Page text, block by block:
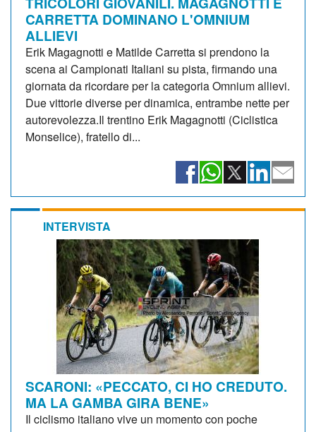
CARRETTA DOMINANO L'OMNIUM
ALLIEVI
Erik Magagnotti e Matilde Carretta si prendono la
scena ai Campionati Italiani su pista, firmando una
giornata da ricordare per la categoria Omnium allievi.
Due vittorie diverse per dinamica, entrambe nette per
autorevolezza.Il trentino Erik Magagnotti (Ciclistica
Monselice), fratello di...
INTERVISTA
SCARONI: «PECCATO, CI HO CREDUTO.
MA LA GAMBA GIRA BENE»
Il ciclismo italiano vive un momento con poche